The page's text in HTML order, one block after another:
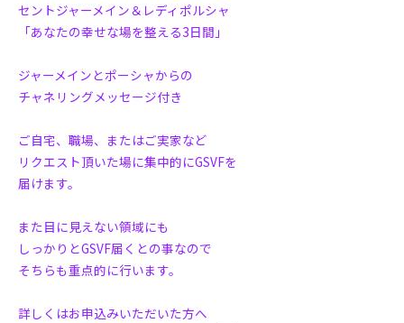
セントジャーメイン＆レディポルシャ
「あなたの幸せな場を整える3日間」
ジャーメインとポーシャからの
チャネリングメッセージ付き
ご自宅、職場、またはご実家など
リクエスト頂いた場に集中的にGSVFを
届けます。
また目に見えない領域にも
しっかりとGSVF届くとの事なので
そちらも重点的に行います。
詳しくはお申込みいただいた方へ